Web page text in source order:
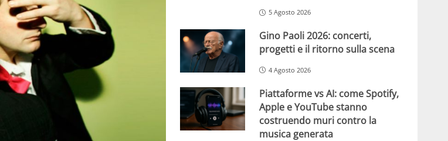
5 Agosto 2026
Gino Paoli 2026: concerti,
progetti e il ritorno sulla scena
4 Agosto 2026
Piattaforme vs AI: come Spotify,
Apple e YouTube stanno
costruendo muri contro la
musica generata